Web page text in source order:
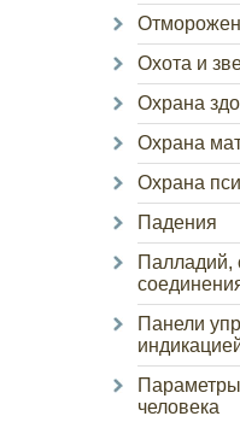
Охота и
Охрана
Охрана
Охрана
Падения
Палладий,
Панели
человека